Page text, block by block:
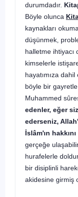
durumdadır.
Böyle olunca
kaynakları
düşünmek,
halletme ihtiyacı
kimselerle
hayatımıza
böyle bir
Muhammed
edenler, eğer
ederseniz,
İslâm'ın
gerçeğe
hurafelerle
bir disiplinli
akidesine girmiş